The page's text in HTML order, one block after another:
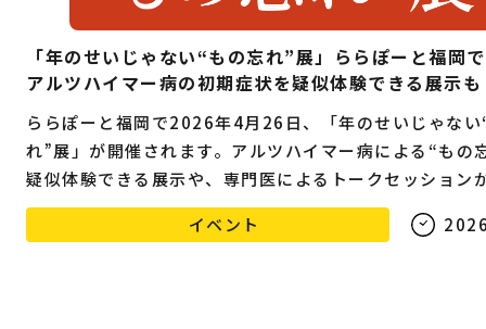
「年のせいじゃない“もの忘れ”展」ららぽーと福岡
アルツハイマー病の初期症状を疑似体験できる展示も
ららぽーと福岡で2026年4月26日、「年のせいじゃな
れ”展」が開催されます。アルツハイマー病による“もの
疑似体験できる展示や、専門医によるトークセッション
ます。
イベント